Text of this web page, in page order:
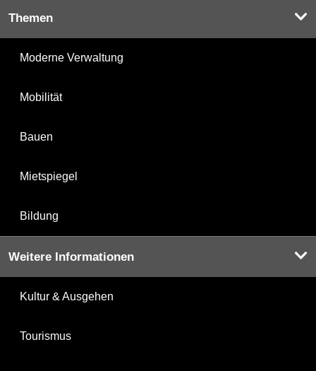
Themen
Moderne Verwaltung
Mobilität
Bauen
Mietspiegel
Bildung
Weitere Informationen
Kultur & Ausgehen
Tourismus